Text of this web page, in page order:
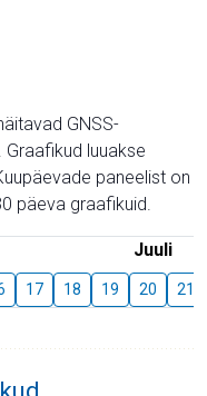
GNSS-
luuakse
paneelist on
päeva graafikuid.
Juuli
17 18 19 20 21